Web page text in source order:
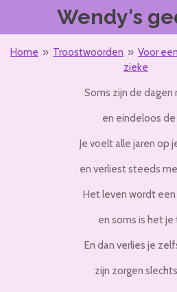
de
Wendy's
Home » Troostwoorden » Voor een
zieke
Soms zijn de dagen
en eindeloos de
Je voelt alle jaren op
en verliest steeds
Het leven wordt
en soms is het je
En dan verlies je
zijn zorgen